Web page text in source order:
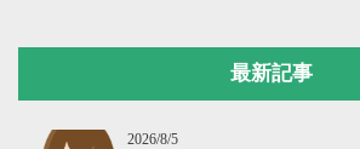
最新記事
2026/8/5